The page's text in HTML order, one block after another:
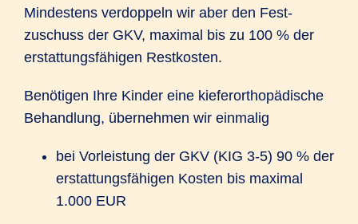
Mindestens verdoppeln wir aber den Fest­
zuschuss der GKV, maximal bis zu 100 % der
erstattungs­fähigen Rest­kosten.
Benötigen Ihre Kinder eine kiefer­orthopädische
Behandlung, übernehmen wir einmalig
bei Vorleistung der GKV (KIG 3-5) 90 % der
erstattungs­fähigen Kosten bis maximal
1.000 EUR